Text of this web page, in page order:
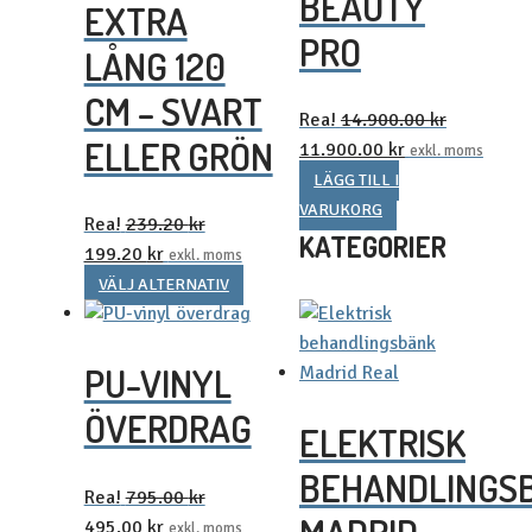
produktsidan
EXTRA
LÅNG 120
CM – SVART
ELLER GRÖN
Rea! 239.20kr
Det
ursprungliga
priset
239.20 kr299.00 kr.
199.20 krDet
nuvarande
priset
199.20 kr249.00 kr.
exkl. moms
VÄLJ ALTERNATIV
här
produkten
varianter.
alternativen
PRO
Rea! 14.900.00kr
Det
ursprungliga
priset
var:
11.900.00 krDet
är:
exkl. moms
LÄGG TILL I
VARUKORG
PU-VINYL
ÖVERDRAG
Rea! 795.00kr
Det
495.00 krDet
exkl. moms
ELEKTRISK
KATEGORIER